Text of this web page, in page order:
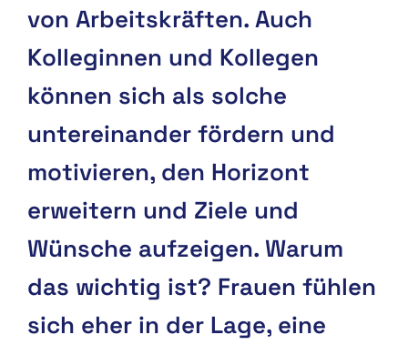
von Arbeitskräften. Auch
Kolleginnen und Kollegen
können sich als solche
untereinander fördern und
motivieren, den Horizont
erweitern und Ziele und
Wünsche aufzeigen. Warum
das wichtig ist? Frauen fühlen
sich eher in der Lage, eine